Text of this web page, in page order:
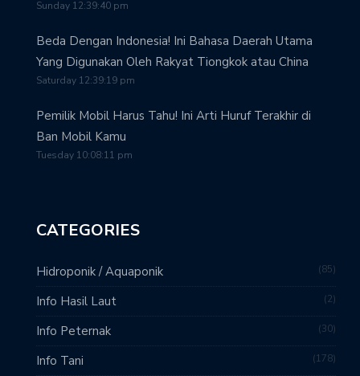
Sunday 12:39:40 pm
Beda Dengan Indonesia! Ini Bahasa Daerah Utama
Yang Digunakan Oleh Rakyat Tiongkok atau China
Saturday 12:39:19 pm
Pemilik Mobil Harus Tahu! Ini Arti Huruf Terakhir di
Ban Mobil Kamu
Tuesday 10:08:11 pm
CATEGORIES
Hidroponik / Aquaponik 85
Info Hasil Laut 2
Info Peternak 30
Info Tani 178